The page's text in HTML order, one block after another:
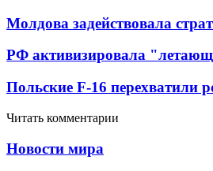
Молдова задействовала
РФ активизировала
Польские F-16 перехватили
Читать комментарии
Новости мира